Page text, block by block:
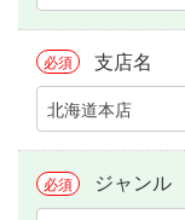
必須 支店名
北海道本店
必須 ジャンル